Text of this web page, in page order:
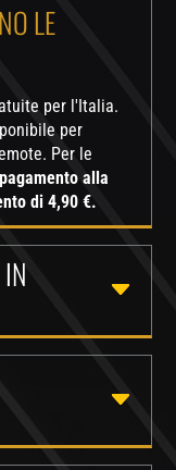
LE
per l'Italia.
per
Per le
pagamento alla
di 4,90 €.